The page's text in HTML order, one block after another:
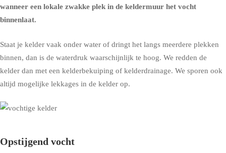
wanneer een lokale zwakke plek in de keldermuur het vocht
binnenlaat.
Staat je kelder vaak onder water of dringt het langs meerdere plekken
binnen, dan is de waterdruk waarschijnlijk te hoog. We redden de
kelder dan met een kelderbekuiping of kelderdrainage. We sporen ook
altijd mogelijke lekkages in de kelder op.
Opstijgend vocht